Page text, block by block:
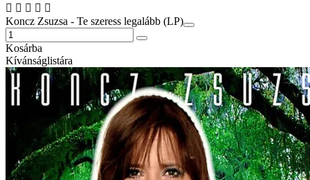
Koncz Zsuzsa - Te szeress legalább (LP)
Kosárba
Kívánságlistára